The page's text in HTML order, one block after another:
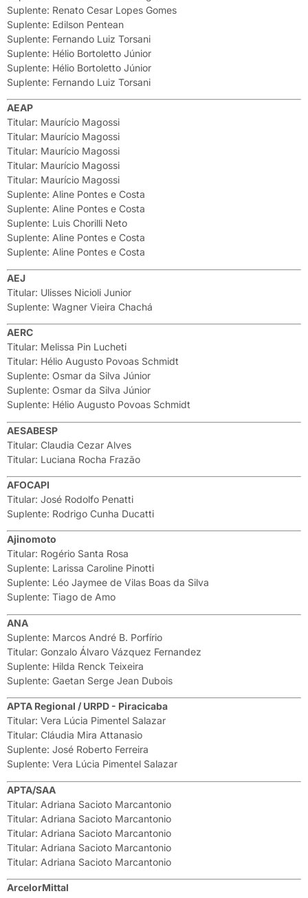
Suplente: Renato Cesar Lopes Gomes
Suplente: Edilson Pentean
Suplente: Fernando Luiz Torsani
Suplente: Hélio Bortoletto Júnior
Suplente: Hélio Bortoletto Júnior
Suplente: Fernando Luiz Torsani
AEAP
Titular: Maurício Magossi
Titular: Maurício Magossi
Titular: Maurício Magossi
Titular: Maurício Magossi
Titular: Maurício Magossi
Suplente: Aline Pontes e Costa
Suplente: Aline Pontes e Costa
Suplente: Luis Chorilli Neto
Suplente: Aline Pontes e Costa
Suplente: Aline Pontes e Costa
AEJ
Titular: Ulisses Nicioli Junior
Suplente: Wagner Vieira Chachá
AERC
Titular: Melissa Pin Lucheti
Titular: Hélio Augusto Povoas Schmidt
Suplente: Osmar da Silva Júnior
Suplente: Osmar da Silva Júnior
Suplente: Hélio Augusto Povoas Schmidt
AESABESP
Titular: Claudia Cezar Alves
Titular: Luciana Rocha Frazão
AFOCAPI
Titular: José Rodolfo Penatti
Suplente: Rodrigo Cunha Ducatti
Ajinomoto
Titular: Rogério Santa Rosa
Suplente: Larissa Caroline Pinotti
Suplente: Léo Jaymee de Vilas Boas da Silva
Suplente: Tiago de Amo
ANA
Suplente: Marcos André B. Porfírio
Titular: Gonzalo Álvaro Vázquez Fernandez
Suplente: Hilda Renck Teixeira
Suplente: Gaetan Serge Jean Dubois
APTA Regional / URPD - Piracicaba
Titular: Vera Lúcia Pimentel Salazar
Titular: Cláudia Mira Attanasio
Suplente: José Roberto Ferreira
Suplente: Vera Lúcia Pimentel Salazar
APTA/SAA
Titular: Adriana Sacioto Marcantonio
Titular: Adriana Sacioto Marcantonio
Titular: Adriana Sacioto Marcantonio
Titular: Adriana Sacioto Marcantonio
Titular: Adriana Sacioto Marcantonio
ArcelorMittal